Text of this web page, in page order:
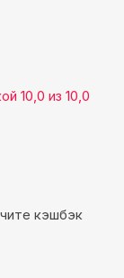
10,0 из 10,0
кэшбэк